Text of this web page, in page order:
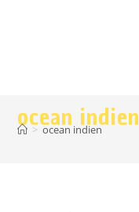
ocean indien
> ocean indien